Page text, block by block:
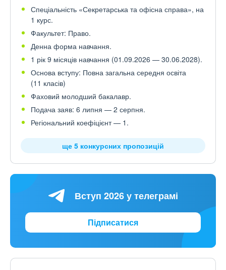
Спеціальність «Секретарська та офісна справа», на
1 курс.
Факультет: Право.
Денна форма навчання.
1 рік 9 місяців навчання (01.09.2026 — 30.06.2028).
Основа вступу: Повна загальна середня освіта
(11 класів)
Фаховий молодший бакалавр.
Подача заяв: 6 липня — 2 серпня.
Регіональний коефіцієнт — 1.
ще 5 конкурсних пропозицій
Вступ 2026 у телеграмі
Підписатися